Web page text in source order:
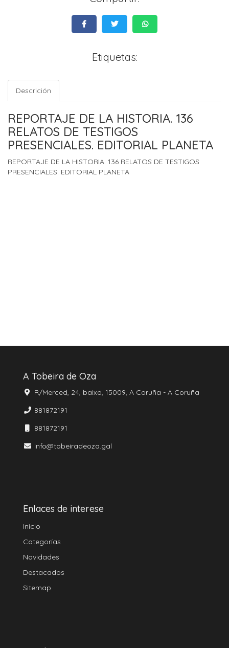
Etiquetas:
Descrición
REPORTAJE DE LA HISTORIA. 136
RELATOS DE TESTIGOS
PRESENCIALES. EDITORIAL PLANETA
REPORTAJE DE LA HISTORIA. 136 RELATOS DE TESTIGOS
PRESENCIALES. EDITORIAL PLANETA
A Tobeira de Oza
R/Merced, 24, baixo, 15009, A Coruña - A Coruña
881872191
881872191
info@tobeiradeoza.gal
Enlaces de interese
Inicio
Categorías
Novidades
Destacados
Sitemap